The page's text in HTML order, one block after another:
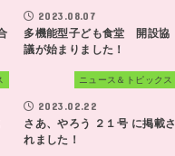
2023.08.07
多機能型子ども食堂 開設協
議が始まりました！
ニュース＆トピックス
2023.02.22
さあ、やろう ２１号 に掲載さ
れました！